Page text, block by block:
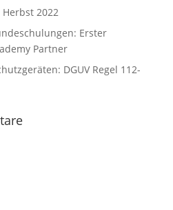
Herbst 2022
Erster
Partner
DGUV Regel 112-